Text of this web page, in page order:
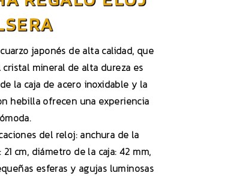
japonés de alta calidad, que
mineral de alta dureza es
la caja de acero inoxidable y la
hebilla ofrecen una experiencia
del reloj: anchura de la
cm, diámetro de la caja: 42 mm,
esferas y agujas luminosas